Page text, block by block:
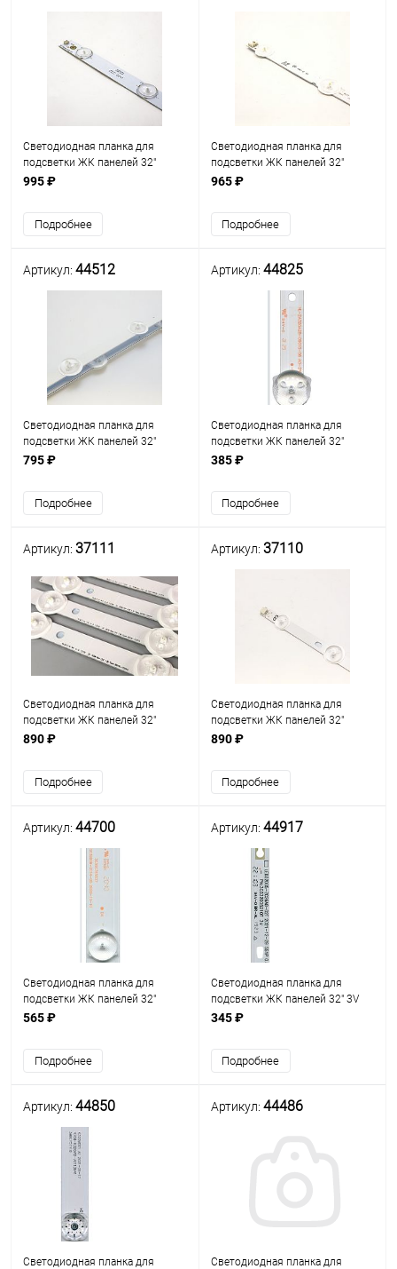
Светодиодная планка для
подсветки ЖК панелей 32"
(8линз) GJ-315-D508-V6
995 ₽
Подробнее
Светодиодная планка для
подсветки ЖК панелей 32"
(8линз) LG 32" (3V) HD ROW210
965 ₽
Подробнее
Артикул: 44512
Светодиодная планка для
подсветки ЖК панелей 32"
(8линз+7+7) 32"ROW2.1
A2 - 8 линз) + (2 планки A1 - 7
линз)
795 ₽
Подробнее
Артикул: 44825
Светодиодная планка для
подсветки ЖК панелей 32"
(9линз) (3V) HL-2A320A28-
св/д=3V
385 ₽
Подробнее
Артикул: 37111
Светодиодная планка для
подсветки ЖК панелей 32"
(9линз) (планка A 650 х 12мм)
890 ₽
Подробнее
Артикул: 37110
Светодиодная планка для
подсветки ЖК панелей 32"
(9линз) (планка B 650 х 12мм)
890 ₽
Подробнее
Артикул: 44700
Светодиодная планка для
подсветки ЖК панелей 32"
(9линз) GC32D09-ZC14-05
565 ₽
Подробнее
Артикул: 44917
Светодиодная планка для
подсветки ЖК панелей 32" 3V
(5линз) LED32D05-ZC26AG-02T
подключ. 3PIN штекер, линза
круглая на квадрат
345 ₽
Подробнее
Артикул: 44850
Светодиодная планка для
Артикул: 44486
Светодиодная планка для